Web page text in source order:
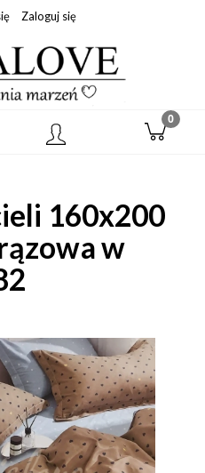
Zaloguj się
160x200
w